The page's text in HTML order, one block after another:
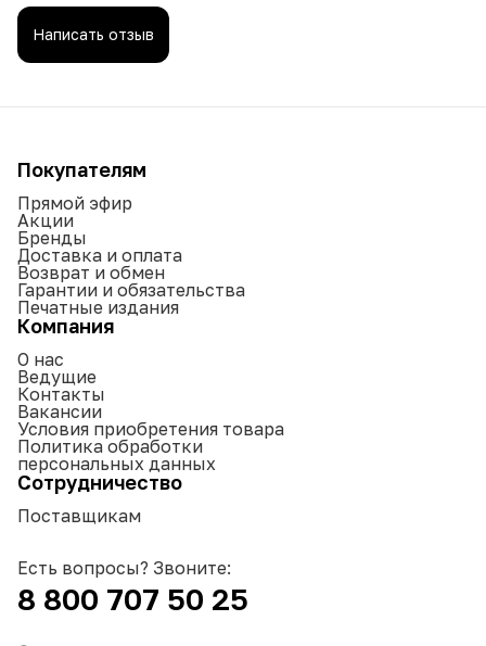
Написать отзыв
Покупателям
Прямой эфир
Акции
Бренды
Доставка и оплата
Возврат и обмен
Гарантии и обязательства
Печатные издания
Компания
О нас
Ведущие
Контакты
Вакансии
Условия приобретения товара
Политика обработки
персональных данных
Сотрудничество
Поставщикам
Есть вопросы? Звоните:
8 800 707 50 25